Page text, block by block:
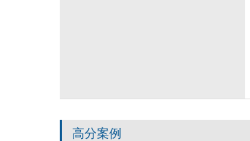
高分案例